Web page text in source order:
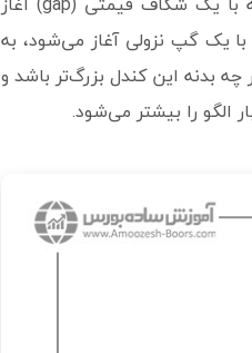
یک گپ نزولی آغاز می‌شود، به
بدنه این کندل بزرگ‌تر باشد و
الگو را بیشتر می‌شود.